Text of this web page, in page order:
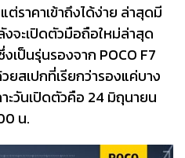
ราคาเข้าถึงได้ง่าย ล่าสุดมี
งจะเปิดตัวมือถือใหม่ล่าสุด
เป็นรุ่นรองจาก POCO F7
สเปกที่เรียกว่ารองแค่บาง
ะวันเปิดตัวคือ 24 มิถุนายน
น.